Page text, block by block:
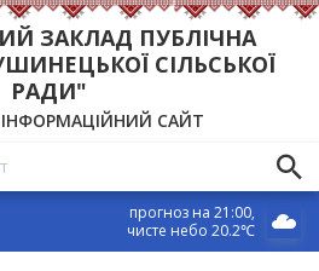
ЗАКЛАД ПУБЛІЧНА
СІЛЬСЬКОЇ
РАДИ"
САЙТ
прогноз на 21:00
чисте небо 20.2℃